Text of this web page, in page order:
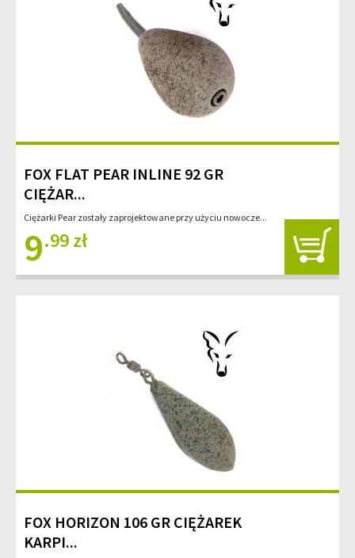
FOX FLAT PEAR INLINE 92 GR
CIĘŻAR...
Ciężarki Pear zostały zaprojektowane przy użyciu nowocze...
9.99 zł
FOX HORIZON 106 GR CIĘŻAREK
KARPI...